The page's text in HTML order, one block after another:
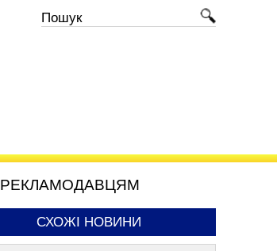
РЕКЛАМОДАВЦЯМ
СХОЖІ НОВИНИ